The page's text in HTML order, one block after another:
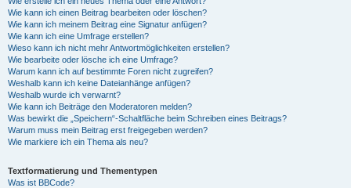
Wie kann ich einen Beitrag bearbeiten oder löschen?
Wie kann ich meinem Beitrag eine Signatur anfügen?
Wie kann ich eine Umfrage erstellen?
Wieso kann ich nicht mehr Antwortmöglichkeiten erstellen?
Wie bearbeite oder lösche ich eine Umfrage?
Warum kann ich auf bestimmte Foren nicht zugreifen?
Weshalb kann ich keine Dateianhänge anfügen?
Weshalb wurde ich verwarnt?
Wie kann ich Beiträge den Moderatoren melden?
Was bewirkt die „Speichern“-Schaltfläche beim Schreiben eines Beitrags?
Warum muss mein Beitrag erst freigegeben werden?
Wie markiere ich ein Thema als neu?
Textformatierung und Thementypen
Was ist BBCode?